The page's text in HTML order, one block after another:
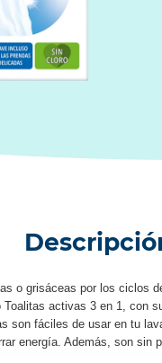
o grisáceas por los ciclos
activas 3 en 1, con
son fáciles de usar en tu
energía. Además, son